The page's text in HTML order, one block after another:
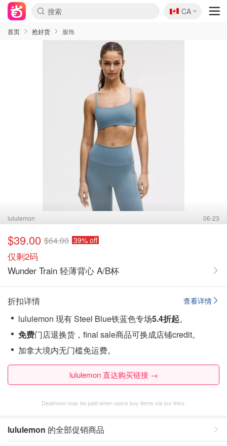
🇨🇦
CA
首页 抢好货 服饰
lululemon 06-23
$39.00 $64.00 39% off
仅剩2码
Wunder Train 轻薄背心 A/B杯
查看详情
折扣详情
lululemon 现有 Steel Blue铁蓝色专场5.4折起。
免费门店退换货，final sale商品可换成店铺credit。
加拿大境内无门槛免运费。
lululemon 直达购买链接 →
Dealmoon may be paid when users buy items via our links.
lululemon 的全部促销商品